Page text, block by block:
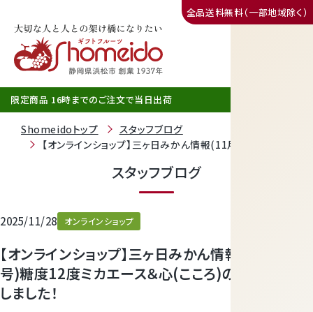
全品送料無料（一部地域除く）
静岡産クラウンメロン
限定商品 16時までのご注文で当日出荷
Shomeidoトップ
スタッフブログ
【オンラインショップ】三ヶ日みかん情報(11月28日号)糖度12
スタッフブログ
2025/11/28 オンラインショップ
【オンラインショップ】三ヶ日みかん情報(11月28日
号)糖度12度ミカエース＆心(こころ)のご予約開始
しました！